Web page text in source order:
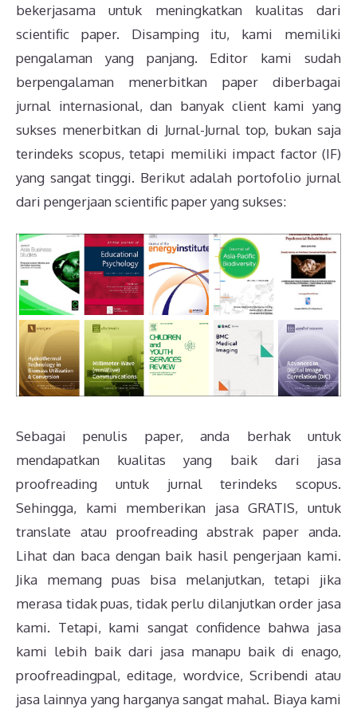
bekerjasama untuk meningkatkan kualitas dari
scientific paper. Disamping itu, kami memiliki
pengalaman yang panjang. Editor kami sudah
berpengalaman menerbitkan paper diberbagai
jurnal internasional, dan banyak client kami yang
sukses menerbitkan di Jurnal-Jurnal top, bukan saja
terindeks scopus, tetapi memiliki impact factor (IF)
yang sangat tinggi. Berikut adalah portofolio jurnal
dari pengerjaan scientific paper yang sukses:
Sebagai penulis paper, anda berhak untuk
mendapatkan kualitas yang baik dari jasa
proofreading untuk jurnal terindeks scopus.
Sehingga, kami memberikan jasa GRATIS, untuk
translate atau proofreading abstrak paper anda.
Lihat dan baca dengan baik hasil pengerjaan kami.
Jika memang puas bisa melanjutkan, tetapi jika
merasa tidak puas, tidak perlu dilanjutkan order jasa
kami. Tetapi, kami sangat confidence bahwa jasa
kami lebih baik dari jasa manapu baik di enago,
proofreadingpal, editage, wordvice, Scribendi atau
jasa lainnya yang harganya sangat mahal. Biaya kami